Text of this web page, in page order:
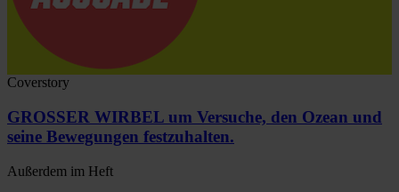
Coverstory
GROSSER WIRBEL um Versuche, den Ozean und
seine Bewegungen festzuhalten.
Außerdem im Heft